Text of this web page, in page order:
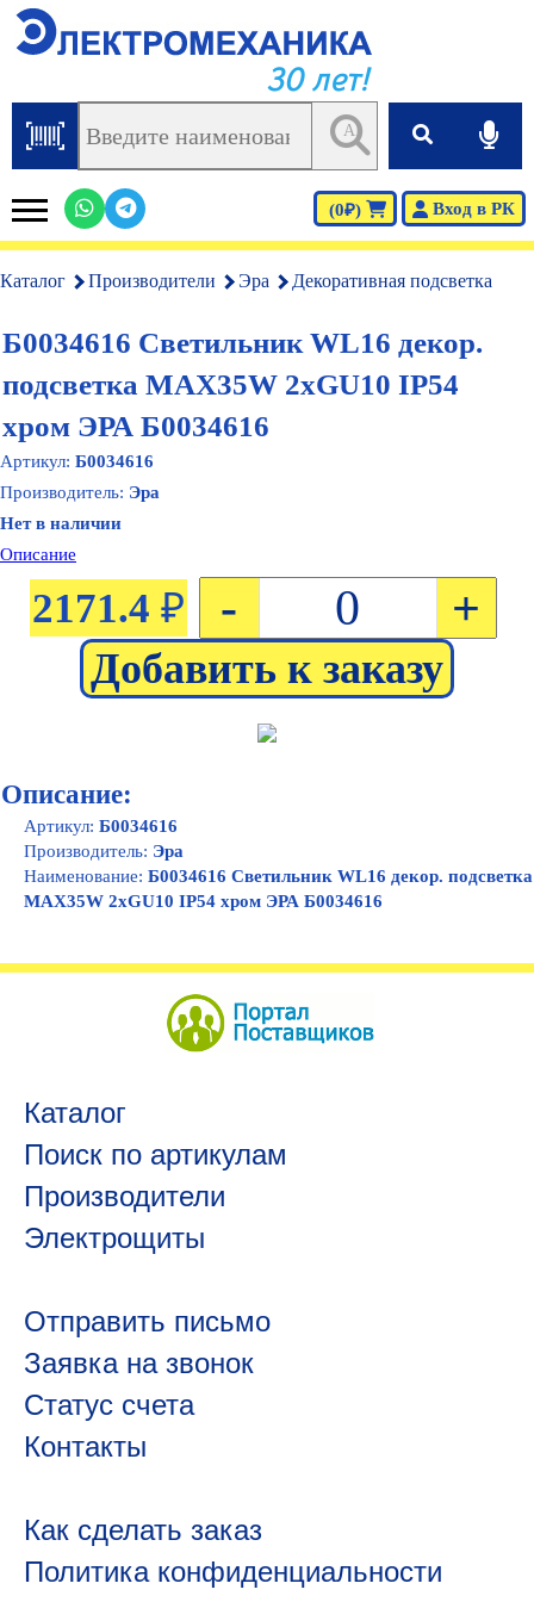
30 лет!
AI
(0₽) Вход в РК
Каталог Производители Эра Декоративная подсветка
Б0034616 Светильник WL16 декор.
подсветка MAX35W 2хGU10 IP54
хром ЭРА Б0034616
Артикул: Б0034616
Производитель: Эра
Нет в наличии
Описание
2171.4 ₽ - +
Описание:
Артикул: Б0034616
Производитель: Эра
Наименование: Б0034616 Светильник WL16 декор. подсветка
MAX35W 2хGU10 IP54 хром ЭРА Б0034616
Каталог
Поиск по артикулам
Производители
Электрощиты
Отправить письмо
Заявка на звонок
Статус счета
Контакты
Как сделать заказ
Политика конфиденциальности